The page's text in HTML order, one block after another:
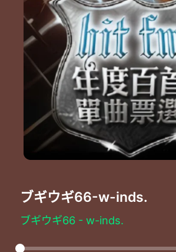
ブギウギ66-w-inds.
ブギウギ66 - w-inds.
お口に合いますでしょうか？